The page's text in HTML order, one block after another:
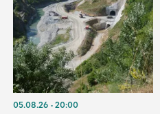
05.08.26 20:00